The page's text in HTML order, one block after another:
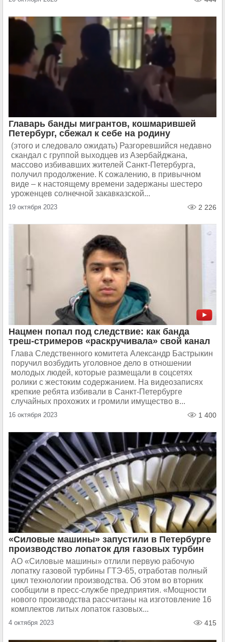
Главарь банды мигрантов, кошмарившей
Петербург, сбежал к себе на родину
(этого и следовало ожидать) Разгоревшийся недавно
скандал с группой выходцев из Азербайджана,
массово избивавших жителей Санкт-Петербурга,
получил продолжение. К сожалению, в привычном
виде – к настоящему времени задержаны шестеро
уроженцев солнечной закавказской...
19 октября 2023 2 226
Нацмен попал под следствие: как банда
треш-стримеров «раскручивала» свой канал
Глава Следственного комитета Александр Бастрыкин
поручил возбудить уголовное дело в отношении
молодых людей, которые размещали в соцсетях
ролики с жестоким содержанием. На видеозаписях
крепкие ребята избивали в Санкт-Петербурге
случайных прохожих и громили имущество в...
16 октября 2023 1 400
«Силовые машины» запустили в Петербурге
производство лопаток для газовых турбин
АО «Силовые машины» отлили первую рабочую
лопатку газовой турбины ГТЭ-65, отработав полный
цикл технологии производства. Об этом во вторник
сообщили в пресс-службе предприятия. «Мощности
нового производства рассчитаны на изготовление 16
комплектов литых лопаток газовых...
4 октября 2023 415